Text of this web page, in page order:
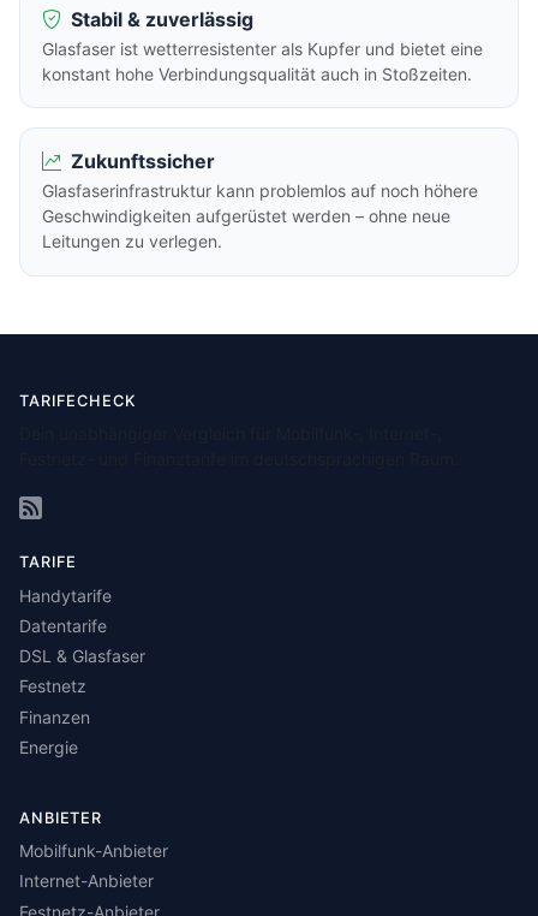
Stabil & zuverlässig
Glasfaser ist wetterresistenter als Kupfer und bietet eine
konstant hohe Verbindungsqualität auch in Stoßzeiten.
Zukunftssicher
Glasfaserinfrastruktur kann problemlos auf noch höhere
Geschwindigkeiten aufgerüstet werden – ohne neue
Leitungen zu verlegen.
TARIFECHECK
TARIFE
Handytarife
Datentarife
DSL & Glasfaser
Festnetz
Finanzen
Energie
ANBIETER
Mobilfunk-Anbieter
Internet-Anbieter
Festnetz-Anbieter